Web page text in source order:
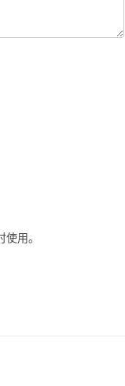
用。